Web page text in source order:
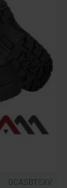
DCASBTEXV